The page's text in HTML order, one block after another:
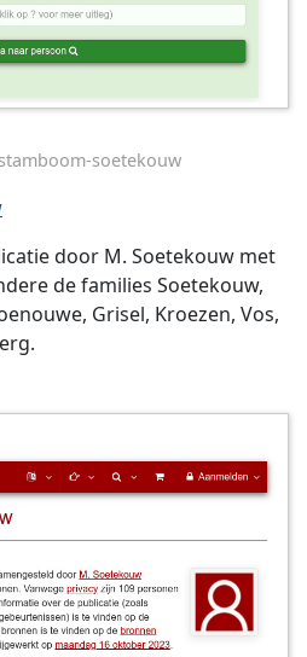
soetekouw
door M. Soetekouw met
de families Soetekouw,
Grisel, Kroezen, Vos,